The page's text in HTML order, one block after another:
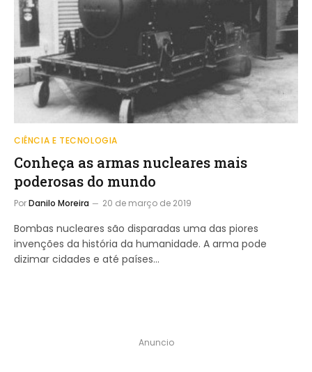
CIÊNCIA E TECNOLOGIA
Conheça as armas nucleares mais
poderosas do mundo
PorDanilo Moreira 20 de março de 2019
Bombas nucleares são disparadas uma das piores
invenções da história da humanidade. A arma pode
dizimar cidades e até países…
Anuncio